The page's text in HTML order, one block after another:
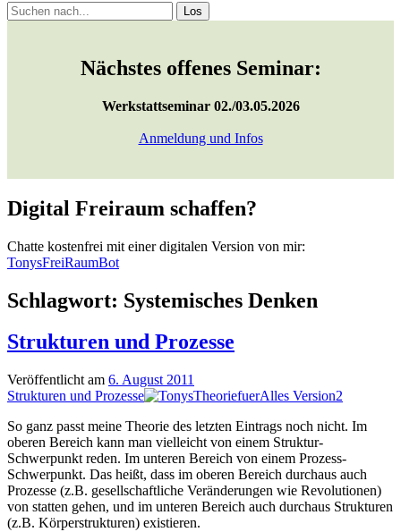
Sidebar
Suchen
Nächstes offenes Seminar:
Werkstattseminar 02./03.05.2026
Anmeldung und Infos
Digital Freiraum schaffen?
Chatte kostenfrei mit einer digitalen Version von mir:
TonysFreiRaumBot
Schlagwort: Systemisches Denken
Strukturen und Prozesse
Veröffentlicht am 6. August 2011
Strukturen und Prozesse
So ganz passt meine Theorie des letzten Eintrags noch nicht. Im
oberen Bereich kann man vielleicht von einem Struktur-
Schwerpunkt reden. Im unteren Bereich von einem Prozess-
Schwerpunkt. Das heißt, dass im oberen Bereich durchaus auch
Prozesse (z.B. gesellschaftliche Veränderungen wie Revolutionen)
von statten gehen, und im unteren Bereich auch durchaus Strukturen
(z.B. Körperstrukturen) existieren.